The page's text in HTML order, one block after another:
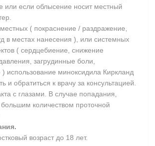
или если облысение носит местный
( покраснение / раздражение,
в местах нанесения ), или системных
( сердцебиение, снижение
загрудинные боли,
) использование миноксидила Киркланд
и обратиться к врачу за консультацией.
с глазами. В случае попадания,
количеством проточной
возраст до 18 лет.